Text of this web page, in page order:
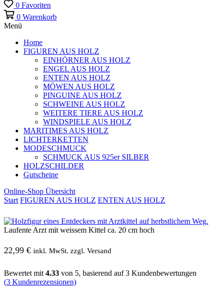
0 Favoriten
0 Warenkorb
Menü
Home
FIGUREN AUS HOLZ
EINHÖRNER AUS HOLZ
ENGEL AUS HOLZ
ENTEN AUS HOLZ
MÖWEN AUS HOLZ
PINGUINE AUS HOLZ
SCHWEINE AUS HOLZ
WEITERE TIERE AUS HOLZ
WINDSPIELE AUS HOLZ
MARITIMES AUS HOLZ
LICHTERKETTEN
MODESCHMUCK
SCHMUCK AUS 925er SILBER
HOLZSCHILDER
Gutscheine
Online-Shop Übersicht
Start FIGUREN AUS HOLZ ENTEN AUS HOLZ
Laufente Arzt mit weissem Kittel ca. 20 cm hoch
22,99 € inkl. MwSt. zzgl. Versand
Bewertet mit 4.33 von 5, basierend auf3 Kundenbewertungen
(3 Kundenrezensionen)